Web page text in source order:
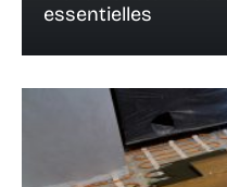
essentielles